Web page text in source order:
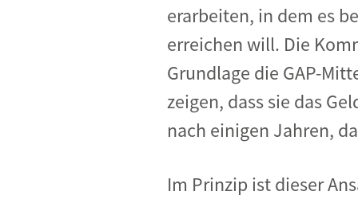
erarbeiten, in dem es
erreichen will. Die
Grundlage die GAP-
zeigen, dass sie das
nach einigen Jahren,
Im Prinzip ist dieser